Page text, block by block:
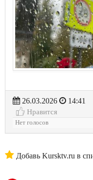
26.03.2026
14:41
Нравится
Нет голосов
Добавь Kursktv.ru в